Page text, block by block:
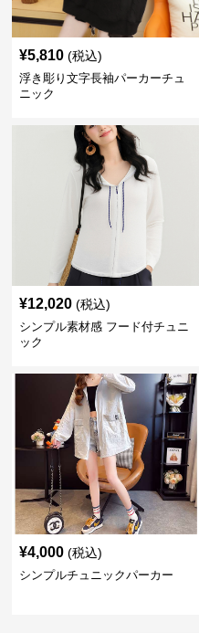
¥5,810 (税込)
浮き彫り文字長袖パーカーチュ
ニック
¥12,020 (税込)
シンプル素材感 フード付チュニ
ック
¥4,000 (税込)
シンプルチュニックパーカー